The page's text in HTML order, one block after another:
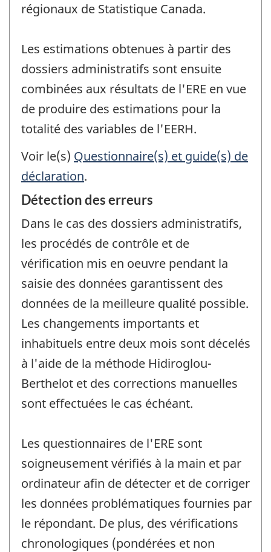
régionaux de Statistique Canada.
Les estimations obtenues à partir des
dossiers administratifs sont ensuite
combinées aux résultats de l'ERE en vue
de produire des estimations pour la
totalité des variables de l'EERH.
Voir le(s) Questionnaire(s) et guide(s) de
déclaration.
Détection des erreurs
Dans le cas des dossiers administratifs,
les procédés de contrôle et de
vérification mis en oeuvre pendant la
saisie des données garantissent des
données de la meilleure qualité possible.
Les changements importants et
inhabituels entre deux mois sont décelés
à l'aide de la méthode Hidiroglou-
Berthelot et des corrections manuelles
sont effectuées le cas échéant.
Les questionnaires de l'ERE sont
soigneusement vérifiés à la main et par
ordinateur afin de détecter et de corriger
les données problématiques fournies par
le répondant. De plus, des vérifications
chronologiques (pondérées et non